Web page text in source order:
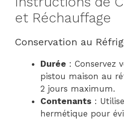
et Réchauffage
Conservation au
Durée : Conservez
pistou maison au
2 jours maximum.
Contenants :
hermétique pour